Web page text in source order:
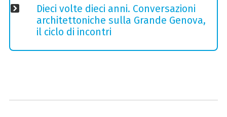
Dieci volte dieci anni. Conversazioni
architettoniche sulla Grande Genova,
il ciclo di incontri